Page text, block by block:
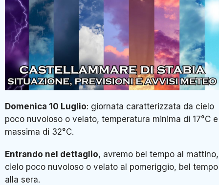
Domenica 10 Luglio: giornata caratterizzata da cielo
poco nuvoloso o velato, temperatura minima di 17°C e
massima di 32°C.
Entrando nel dettaglio, avremo bel tempo al mattino,
cielo poco nuvoloso o velato al pomeriggio, bel tempo
alla sera.